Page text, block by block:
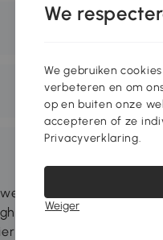
binnen als buiten
Met vier
katten die graag
We
We gebruiken
verbeteren en om
op en buiten onze
accepteren of ze
Privacyverklaring.
Weiger